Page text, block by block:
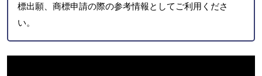
標出願、商標申請の際の参考情報としてご利用くださ
い。